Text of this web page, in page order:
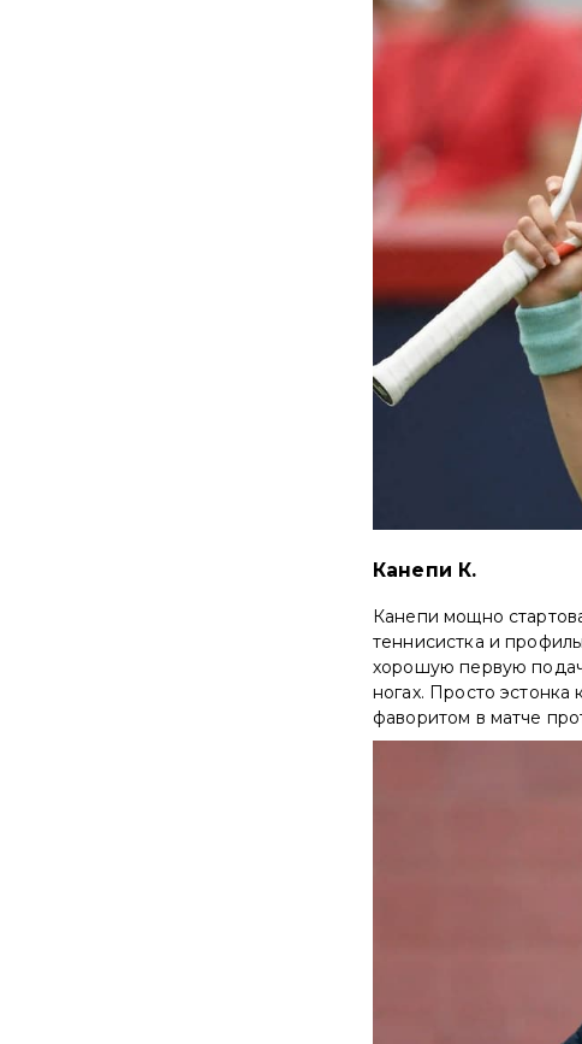
Канепи К.
Канепи мощно
теннисистка и
хорошую первую
ногах. Просто эстонка
фаворитом в матче